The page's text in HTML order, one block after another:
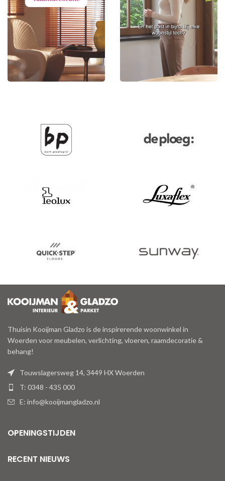
Thuisin Kooijman Gladzo is de inspirerende woonwinkel in
Woerden voor meubelen, verlichting, vloeren, raamdecoratie &
behang!
Touwslagersweg 14, 3449 HX Woerden
T: 0348 - 435 000
E: info@kooijmangladzo.nl
OPENINGSTIJDEN
RECENT NIEUWS